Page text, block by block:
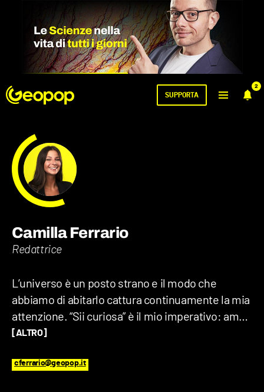
2
SUPPORTA
Camilla Ferrario
Redattrice
L’universo è un posto strano e il modo che
abbiamo di abitarlo cattura continuamente la mia
attenzione. “Sii curiosa” è il mio imperativo: amo
provare a ricostruire indizio per indizio il grande
Filosofia, ho fatto la speaker in una web radio e
[ALTRO]
cferrario@geopop.it